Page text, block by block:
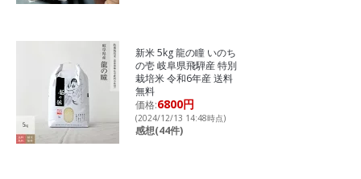
新米 5kg 龍の瞳 いのち
の壱 岐阜県飛騨産 特別
栽培米 令和6年産 送料
無料
価格:6800円
(2024/12/13 14:48時点)
感想(44件)